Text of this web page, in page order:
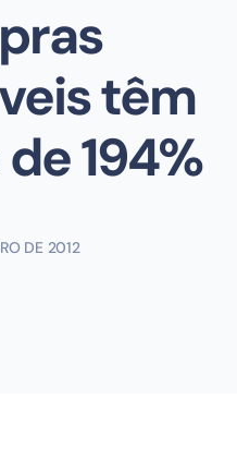
têm
194%
DE 2012